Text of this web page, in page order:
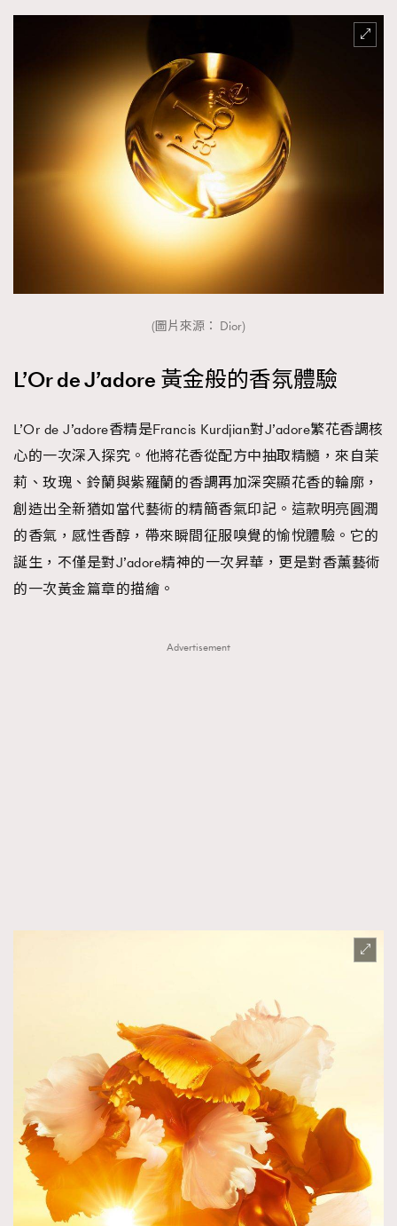
(圖片來源： Dior)
L’Or de J’adore 黃金般的香氛體驗
L’Or de J’adore香精是Francis Kurdjian對J’adore繁花香調核
心的一次深入探究。他將花香從配方中抽取精髓，來自茉
莉、玫瑰、鈴蘭與紫羅蘭的香調再加深突顯花香的輪廓，
創造出全新猶如當代藝術的精簡香氣印記。這款明亮圓潤
的香氣，感性香醇，帶來瞬間征服嗅覺的愉悅體驗。它的
誕生，不僅是對J’adore精神的一次昇華，更是對香薰藝術
的一次黃金篇章的描繪。
Advertisement